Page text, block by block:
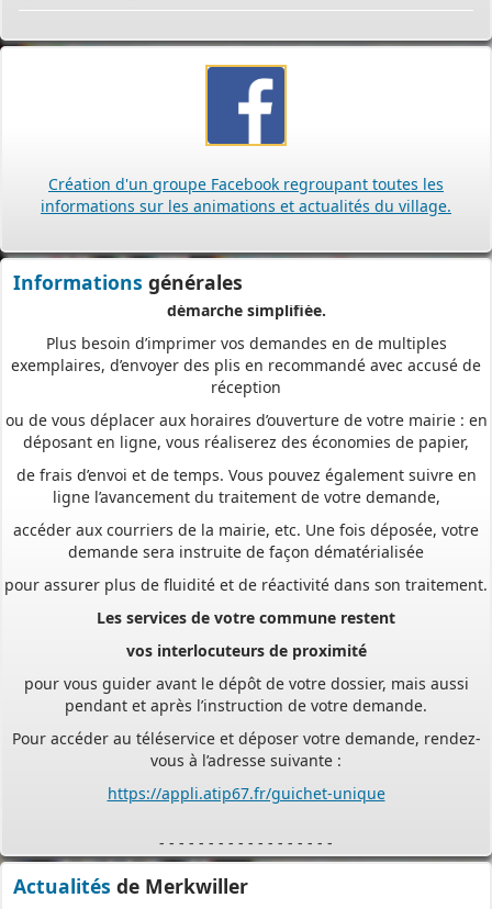
Création d'un groupe Facebook regroupant toutes les
informations sur les animations et actualités du village.
Informations générales
préalable et certificat d’urbanisme) avec les mêmes garanties de
réception
comme aux professionnels,
poursaisir et déposer toutes les pièces de votre dossier
à tout moment et où que vous soyez, dans le cadre d’une
démarche simplifiée.
exemplaires, d’envoyer des plis en recommandé avec accusé de
réception
déposant en ligne, vous réaliserez des économies de papier,
ligne l’avancement du traitement de votre demande,
demande sera instruite de façon dématérialisée
pendant et après l’instruction de votre demande.
vous à l’adresse suivante :
Assistant(e)s maternel(le)s
Actualités de Merkwiller